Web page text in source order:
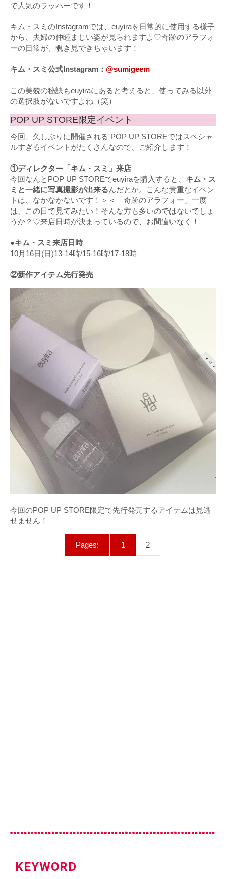
で人気のラッパーです！
キム・スミのInstagramでは、euyiraを日常的に使用する様子
から、夫婦の仲睦まじい姿が見られますよ♡奇跡のアラフォ
ーの日常が、覗き見できちゃいます！
キム・スミ公式Instagram： @sumigeem
この美貌の秘訣もeuyiraにあると考えると、使ってみる以外
の選択肢がないですよね（笑）
POP UP STORE限定イベント
今回、久しぶりに開催される POP UP STOREではスペシャ
ルすぎるイベントがたくさんなので、ご紹介します！
①ディレクター「キム・スミ」来店
今回なんとPOP UP STOREでeuyiraを購入すると、 キム・ス
ミと一緒に写真撮影が出来るんだとか。こんな貴重なイベン
トは、なかなかないです！＞＜「奇跡のアラフォー」一度
は、この目で見てみたい！そんな方も多いのではないでしょ
うか？♡来店日時が決まっているので、お間違いなく！
●キム・スミ来店日時
10月16日(日)13-14時/15-16時/17-18時
②新作アイテム先行発売
今回のPOP UP STORE限定で先行発売するアイテムは見逃
せません！
Pages: 1 2
KEYWORD